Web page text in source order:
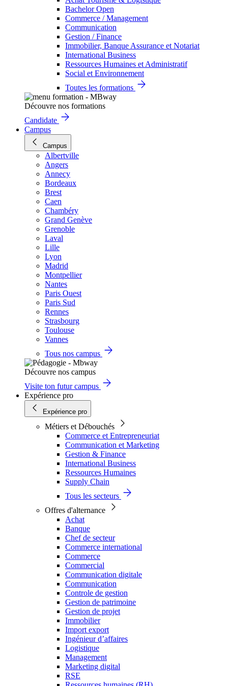
Bachelor Open
Commerce / Management
Communication
Gestion / Finance
Immobilier, Banque Assurance et Notariat
International Business
Ressources Humaines et Administratif
Social et Environnement
Toutes les formations
Découvre nos formations
Candidate
Campus
Campus
Albertville
Angers
Annecy
Bordeaux
Brest
Caen
Chambéry
Grand Genève
Grenoble
Laval
Lille
Lyon
Madrid
Montpellier
Nantes
Paris Ouest
Paris Sud
Rennes
Strasbourg
Toulouse
Vannes
Tous nos campus
Découvre nos campus
Visite ton futur campus
Expérience pro
Expérience pro
Métiers et Débouchés
Commerce et Entrepreneuriat
Communication et Marketing
Gestion & Finance
International Business
Ressources Humaines
Supply Chain
Tous les secteurs
Offres d'alternance
Achat
Banque
Chef de secteur
Commerce international
Commerce
Commercial
Communication digitale
Communication
Controle de gestion
Gestion de patrimoine
Gestion de projet
Immobilier
Import export
Ingénieur d’affaires
Logistique
Management
Marketing digital
RSE